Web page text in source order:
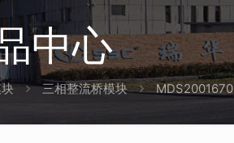
中心
三相整流桥模块 MDS2001670